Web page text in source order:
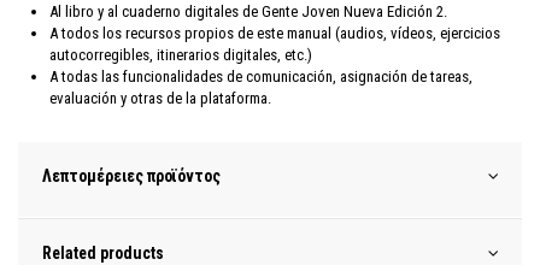
Al libro y al cuaderno digitales de Gente Joven Nueva Edición 2.
A todos los recursos propios de este manual (audios, vídeos, ejercicios
autocorregibles, itinerarios digitales, etc.)
A todas las funcionalidades de comunicación, asignación de tareas,
evaluación y otras de la plataforma.
Λεπτομέρειες προϊόντος
Related products